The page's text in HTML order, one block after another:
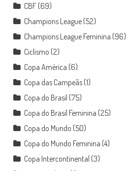
CBF(69)
Champions League(52)
Champions League Feminina (96)
Ciclismo (2)
Copa América (6)
Copa das Campeãs(1)
Copa do Brasil (75)
Copa do Brasil Feminina (25)
Copa do Mundo (50)
Copa do Mundo Feminina (4)
Copa Intercontinental (3)